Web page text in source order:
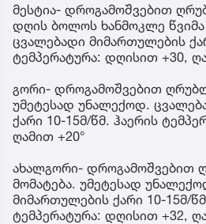
მესტია- დროგამოშვებით
დღის ბოლოს ხანმოკლე
ცვალებადი მიმართულების
ტემპერატურა: დღისით +30,
გორი- დროგამოშვებით
უმეტესად უნალექოდ.
ქარი 10-15მ/წმ. ჰაერის
ღამით +20°
ახალგორი- დროგამოშვებით
მომატება. უმეტესად
მიმართულების ქარი 10-15მ/
ტემპერატურა: დღისით +32,